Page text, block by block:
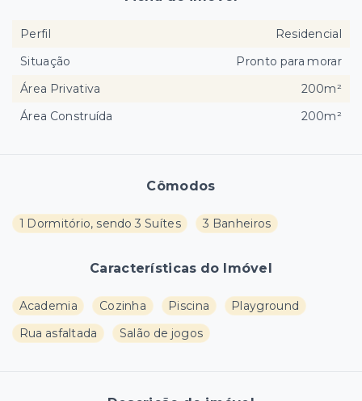
Cômodos
1 Dormitório, sendo 3 Suítes 3 Banheiros
Características do Imóvel
Academia Cozinha Piscina
Playground
Rua asfaltada
Salão de jogos
Perfil
Residencial
Situação
Pronto para morar
Área Privativa
200m²
Área Construída
200m²